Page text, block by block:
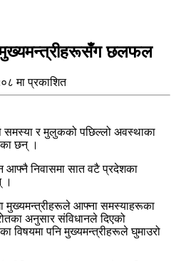
मुख्यमन्त्रीहरूसँग छलफल
मा प्रकाशित
समस्या र मुलुकको पछिल्लो अवस्थाका
छन् ।
आफ्नै निवासमा सात वटै प्रदेशका
।
मुख्यमन्त्रीहरूले आफ्ना समस्याहरूका
अनुसार संविधानले दिएको
विषयमा पनि मुख्यमन्त्रीहरूले घुमाउरो